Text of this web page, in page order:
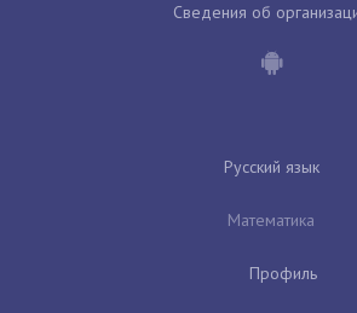
Сведения об
Русский язык
Математика
Профиль